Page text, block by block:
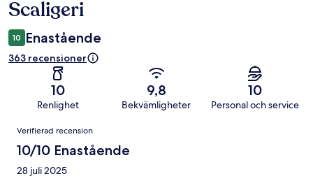
Scaligeri
10 Enastående
363 recensioner
10
Renlighet
9,8
Bekvämligheter
10
Personal och service
Recensioner
Verifierad recension
10/10 Enastående
28 juli 2025